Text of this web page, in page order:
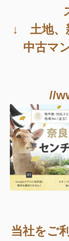
↓ 土地、
中古マ
//
当社をご